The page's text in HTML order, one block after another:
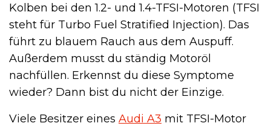
Kolben bei den 1.2- und 1.4-TFSI-Motoren (TFSI
steht für Turbo Fuel Stratified Injection). Das
führt zu blauem Rauch aus dem Auspuff.
Außerdem musst du ständig Motoröl
nachfüllen. Erkennst du diese Symptome
wieder? Dann bist du nicht der Einzige.
Viele Besitzer eines Audi A3 mit TFSI-Motor